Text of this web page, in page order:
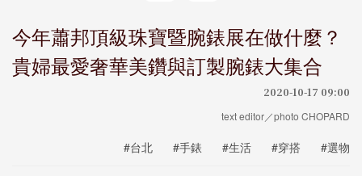
今年蕭邦頂級珠寶暨腕錶展在做什麼？
貴婦最愛奢華美鑽與訂製腕錶大集合
2020-10-17 09:00
text editor／photo CHOPARD
#台北 #手錶 #生活 #穿搭 #選物